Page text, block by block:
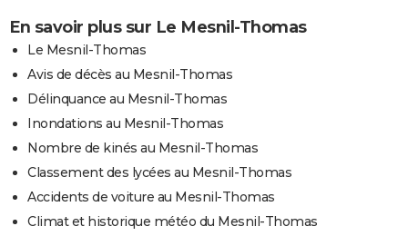
En savoir plus sur Le Mesnil-Thomas
Le Mesnil-Thomas
Avis de décès au Mesnil-Thomas
Délinquance au Mesnil-Thomas
Inondations au Mesnil-Thomas
Nombre de kinés au Mesnil-Thomas
Classement des lycées au Mesnil-Thomas
Accidents de voiture au Mesnil-Thomas
Climat et historique météo du Mesnil-Thomas